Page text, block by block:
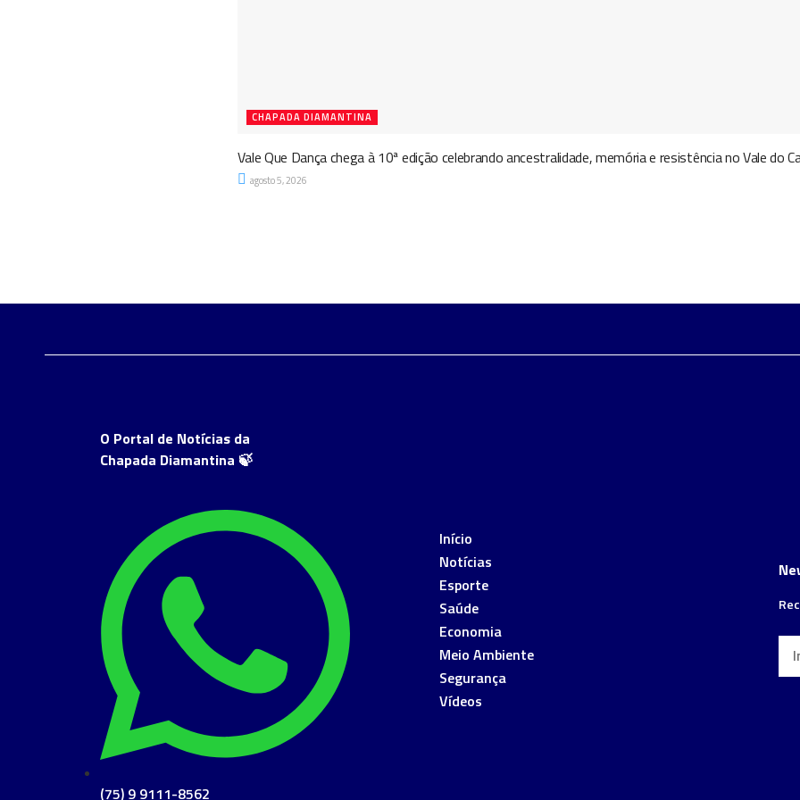
CHAPADA DIAMANTINA
Vale Que Dança chega à 10ª edição celebrando ancestralidade, memória e resistência no Vale do
agosto 5, 2026
O Portal de Notícias da
Chapada Diamantina 🍃
(75) 9 9111-8562
Início
Notícias
Esporte
Saúde
Economia
Meio Ambiente
Segurança
Vídeos